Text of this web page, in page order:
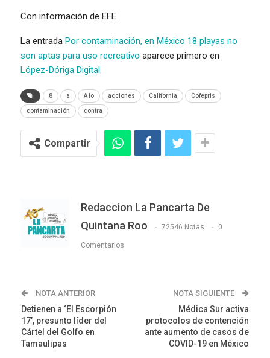
Con información de EFE
La entrada Por contaminación, en México 18 playas no
son aptas para uso recreativo aparece primero en
López-Dóriga Digital.
8 a A lo acciones California Cofepris
contaminación contra
Compartir
Redaccion La Pancarta De
Quintana Roo
72546 Notas 0
Comentarios
NOTA ANTERIOR
Detienen a ‘El Escorpión
17’, presunto líder del
Cártel del Golfo en
Tamaulipas
NOTA SIGUIENTE
Médica Sur activa
protocolos de contención
ante aumento de casos de
COVID-19 en México